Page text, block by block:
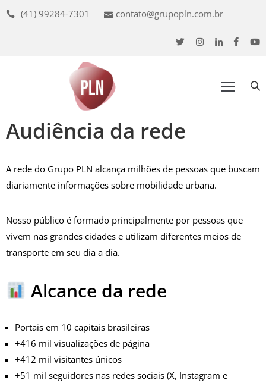
(41) 99284-7301 contato@grupopln.com.br
Audiência da rede
A rede do Grupo PLN alcança milhões de pessoas que buscam
diariamente informações sobre mobilidade urbana.
Nosso público é formado principalmente por pessoas que
vivem nas grandes cidades e utilizam diferentes meios de
transporte em seu dia a dia.
Alcance da rede
Portais em 10 capitais brasileiras
+416 mil visualizações de página
+412 mil visitantes únicos
+51 mil seguidores nas redes sociais (X, Instagram e